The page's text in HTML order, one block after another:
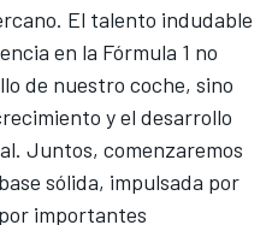
El talento indudable
en la Fórmula 1 no
de nuestro coche, sino
y el desarrollo
Juntos, comenzaremos
sólida, impulsada por
importantes